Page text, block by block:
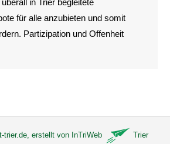
in Trier begleitete
für alle anzubieten und somit
Partizipation und Offenheit
trier.de, erstellt von InTriWeb Trier